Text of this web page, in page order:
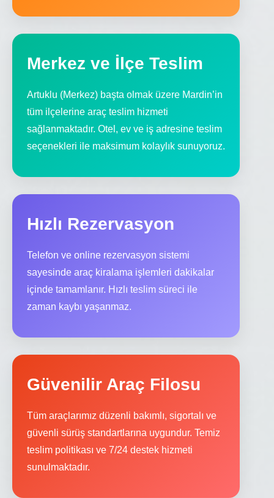
Merkez ve İlçe Teslim
Artuklu (Merkez) başta olmak üzere Mardin’in
tüm ilçelerine araç teslim hizmeti
sağlanmaktadır. Otel, ev ve iş adresine teslim
seçenekleri ile maksimum kolaylık sunuyoruz.
Hızlı Rezervasyon
Telefon ve online rezervasyon sistemi
sayesinde araç kiralama işlemleri dakikalar
içinde tamamlanır. Hızlı teslim süreci ile
zaman kaybı yaşanmaz.
Güvenilir Araç Filosu
Tüm araçlarımız düzenli bakımlı, sigortalı ve
güvenli sürüş standartlarına uygundur. Temiz
teslim politikası ve 7/24 destek hizmeti
sunulmaktadır.